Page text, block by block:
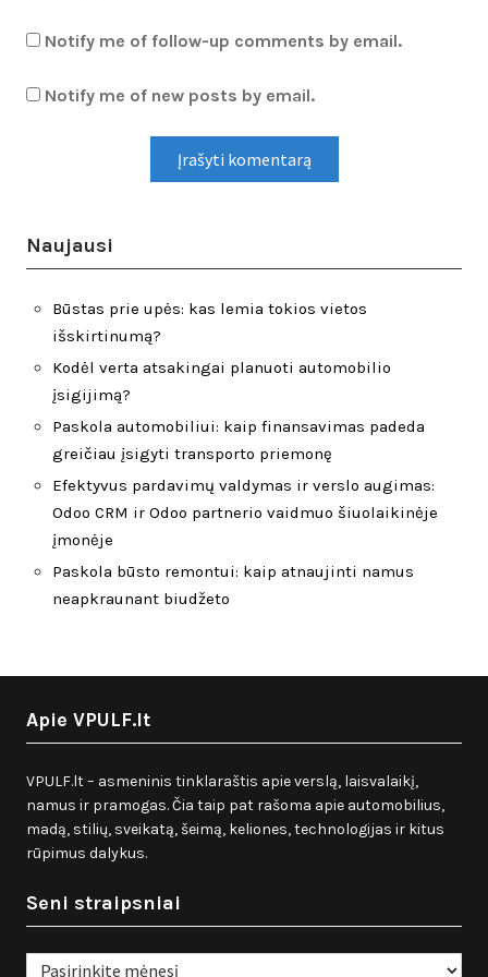
Notify me of follow-up comments by email.
Notify me of new posts by email.
Naujausi
Būstas prie upės: kas lemia tokios vietos
išskirtinumą?
Kodėl verta atsakingai planuoti automobilio
įsigijimą?
Paskola automobiliui: kaip finansavimas padeda
greičiau įsigyti transporto priemonę
Efektyvus pardavimų valdymas ir verslo augimas:
Odoo CRM ir Odoo partnerio vaidmuo šiuolaikinėje
įmonėje
Paskola būsto remontui: kaip atnaujinti namus
neapkraunant biudžeto
Apie VPULF.lt
VPULF.lt – asmeninis tinklaraštis apie verslą, laisvalaikį,
namus ir pramogas. Čia taip pat rašoma apie automobilius,
madą, stilių, sveikatą, šeimą, keliones, technologijas ir kitus
rūpimus dalykus.
Seni straipsniai
Seni